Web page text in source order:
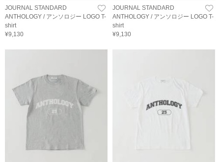
JOURNAL STANDARD
ANTHOLOGY / アンソロジー LOGO T-
shirt
¥9,130
JOURNAL STANDARD
ANTHOLOGY / アンソロジー LOGO T-
shirt
¥9,130